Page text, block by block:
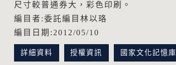
尺寸較普通券大，彩色印刷。
編目者:委託編目林以珞
編目日期:2012/05/10
詳細資料 授權資訊 國家文化記憶庫